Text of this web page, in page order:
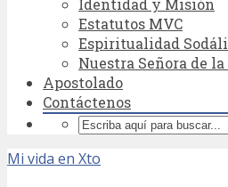
Identidad y Misión
Estatutos MVC
Espiritualidad
Nuestra Señora de
Apostolado
Contáctenos
Mi vida en Xto